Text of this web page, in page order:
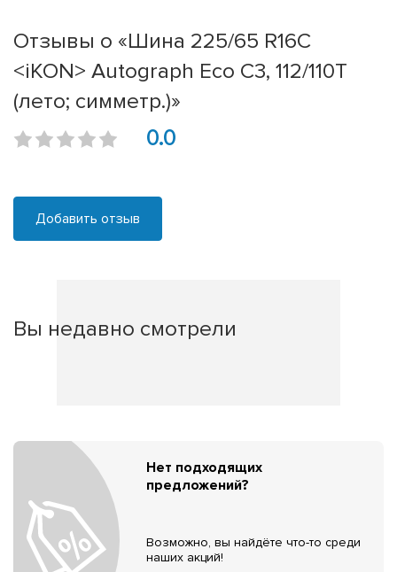
Отзывы о «Шина 225/65 R16C
<iKON> Autograph Eco C3, 112/110T
(лето; симметр.)»
0.0
Добавить отзыв
Вы недавно смотрели
Нет подходящих
предложений?
Возможно, вы найдёте что-то среди
наших акций!